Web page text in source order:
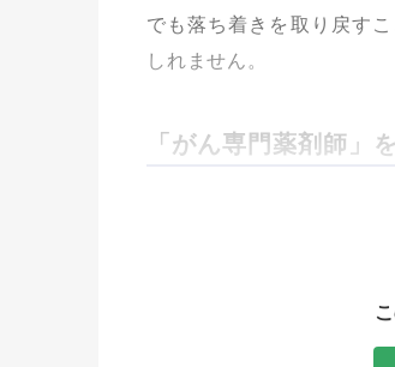
でも落ち着きを取り戻す
しれません。
「がん専門薬剤師」